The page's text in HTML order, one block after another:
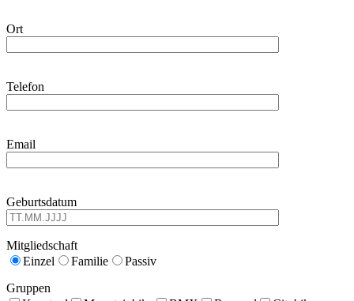
Ort
Telefon
Email
Geburtsdatum
Mitgliedschaft
Einzel
Familie
Passiv
Gruppen